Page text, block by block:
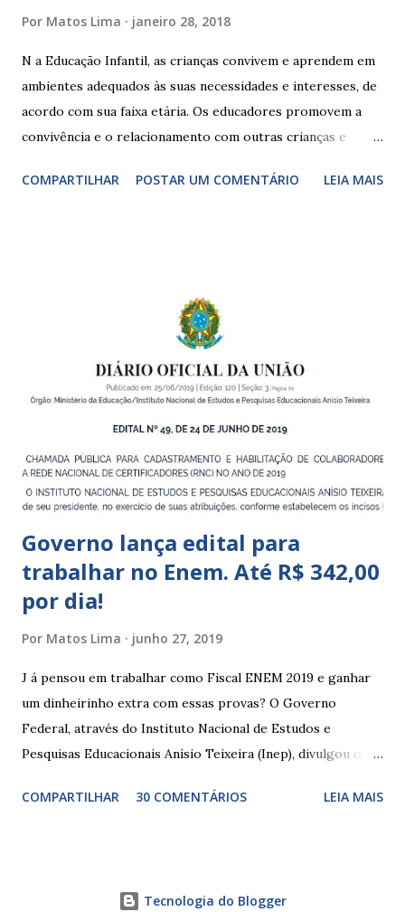
Por Matos Lima janeiro 28, 2018
N a Educação Infantil, as crianças convivem e aprendem em
ambientes adequados às suas necessidades e interesses, de
acordo com sua faixa etária. Os educadores promovem a
convivência e o relacionamento com outras crianças e
garantir o direito das crianças a uma educação integral e de
crianças de zero a 3 anos e 11 meses; – EMEIs - Escolas
Municipais de Educação Infantil, que atendem crianças de 4
a 5 anos e 11 meses; – CEMEI - Centro Municipal de
Educação Infantil, que recebe crianças de zero a 5 anos e 11
Indígena, e trabalham com cri...
COMPARTILHAR POSTAR UM COMENTÁRIO LEIA MAIS
Governo lança edital para
trabalhar no Enem. Até R$ 342,00
por dia!
Por Matos Lima junho 27, 2019
J á pensou em trabalhar como Fiscal ENEM 2019 e ganhar
um dinheirinho extra com essas provas? O Governo
Federal, através do Instituto Nacional de Estudos e
Pesquisas Educacionais Anísio Teixeira (Inep), divulgou o
Enem 2019. O Exame Nacional do Ensino Médio ou ENEM é
essas provas. As funções principais de um fiscal de prova
COMPARTILHAR 30 COMENTÁRIOS LEIA MAIS
Tecnologia do Blogger